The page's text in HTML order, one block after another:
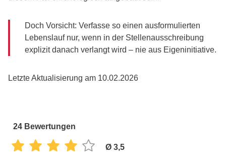
Doch Vorsicht: Verfasse so einen ausformulierten
Lebenslauf nur, wenn in der Stellenausschreibung
explizit danach verlangt wird – nie aus Eigeninitiative.
Letzte Aktualisierung am 10.02.2026
24Bewertungen
Ø 3,5